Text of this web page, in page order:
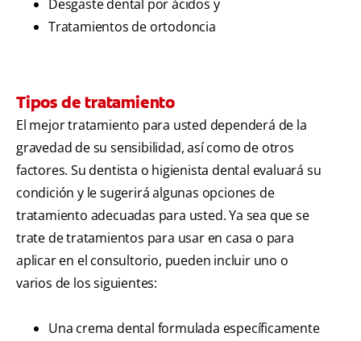
Desgaste dental por ácidos y
Tratamientos de ortodoncia
Tipos de tratamiento
El mejor tratamiento para usted dependerá de la
gravedad de su sensibilidad, así como de otros
factores. Su dentista o higienista dental evaluará su
condición y le sugerirá algunas opciones de
tratamiento adecuadas para usted. Ya sea que se
trate de tratamientos para usar en casa o para
aplicar en el consultorio, pueden incluir uno o
varios de los siguientes:
Una crema dental formulada específicamente